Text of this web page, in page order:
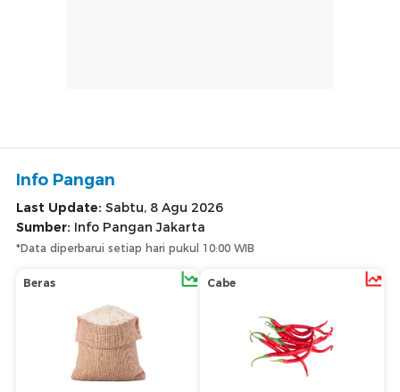
Info Pangan
Last Update: Sabtu, 8 Agu 2026
Sumber: Info Pangan Jakarta
*Data diperbarui setiap hari pukul 10:00 WIB
Beras Cabe